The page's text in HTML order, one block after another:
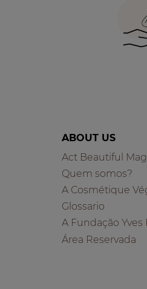
ABOUT US
Act Beautiful
Quem somos?
A Cosmétique
Glossario
A Fundação Yves
Área Reservada